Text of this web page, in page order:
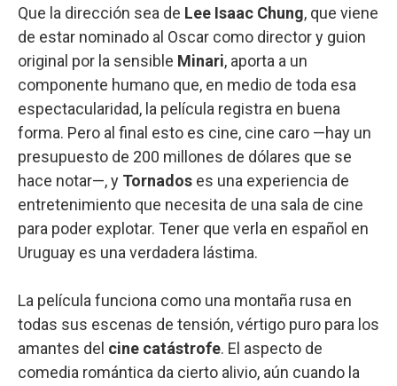
Que la dirección sea de Lee Isaac Chung, que viene
de estar nominado al Oscar como director y guion
original por la sensible Minari, aporta a un
componente humano que, en medio de toda esa
espectacularidad, la película registra en buena
forma. Pero al final esto es cine, cine caro —hay un
presupuesto de 200 millones de dólares que se
hace notar—, y Tornados es una experiencia de
entretenimiento que necesita de una sala de cine
para poder explotar. Tener que verla en español en
Uruguay es una verdadera lástima.
La película funciona como una montaña rusa en
todas sus escenas de tensión, vértigo puro para los
amantes del cine catástrofe. El aspecto de
comedia romántica da cierto alivio, aún cuando la